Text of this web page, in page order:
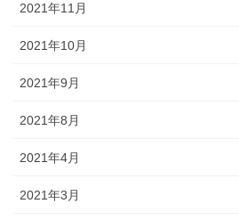
2021年11月
2021年10月
2021年9月
2021年8月
2021年4月
2021年3月